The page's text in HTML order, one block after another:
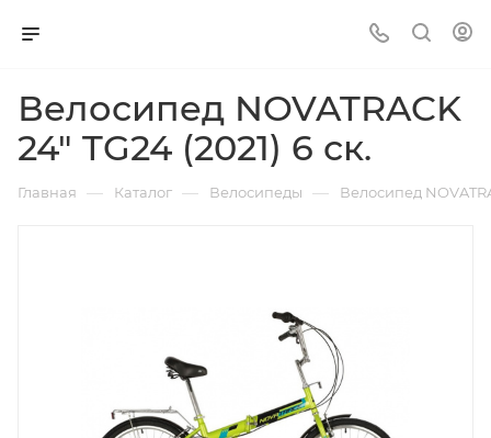
Велосипед NOVATRACK
24" TG24 (2021) 6 ск.
Главная — Каталог — Велосипеды — Велосипед